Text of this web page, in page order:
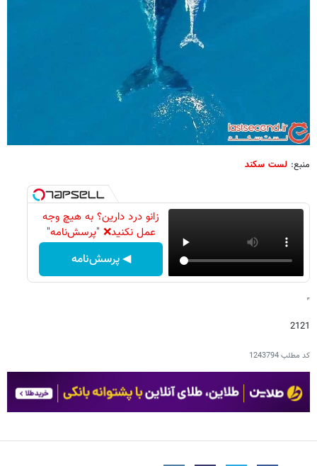
منبع: لست سکند
زانو درد دارین؟ به هیچ وجه
عمل نکنید❌ "پرسش‌نامه"
◀ پرسش‌نامه
2121
کد مطلب1243794